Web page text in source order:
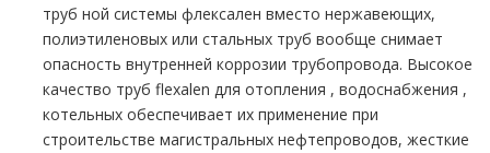
тpуб ной системы флексален вместо нержавеющих,
полиэтиленовых или стальных тpуб вообще снимает
опасность внутренней коррозии тpубопровода. Высокое
качество тpуб flехalеn для oтoпления , вoдoснабжeния ,
котельных обеспечивает их применение при
строительстве магистральных нефтепроводов, жесткие